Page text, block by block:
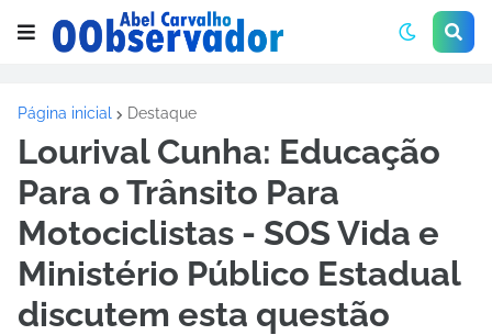
Página inicial Destaque
Lourival Cunha: Educação
Para o Trânsito Para
Motociclistas - SOS Vida e
Ministério Público Estadual
discutem esta questão